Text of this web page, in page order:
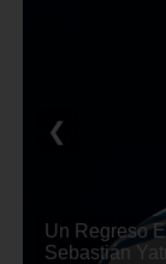
Un Regreso
Sebastián
❮